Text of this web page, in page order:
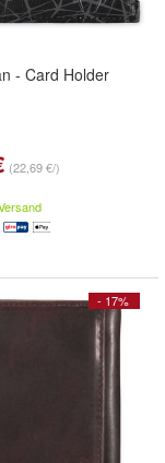
- Card Holder
(22,69 €/)
- 17%